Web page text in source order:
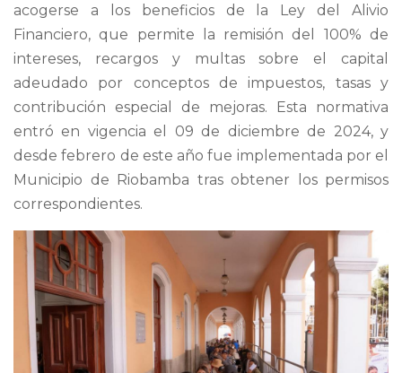
acogerse a los beneficios de la Ley del Alivio
Financiero, que permite la remisión del 100% de
intereses, recargos y multas sobre el capital
adeudado por conceptos de impuestos, tasas y
contribución especial de mejoras. Esta normativa
entró en vigencia el 09 de diciembre de 2024, y
desde febrero de este año fue implementada por el
Municipio de Riobamba tras obtener los permisos
correspondientes.